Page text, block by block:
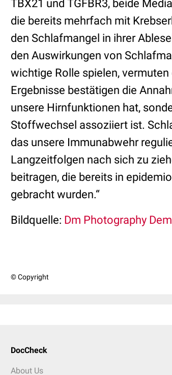
TBX21 und TGFBR3, beide
die bereits mehrfach mit
den Schlafmangel in ihrer
den Auswirkungen von
wichtige Rolle spielen,
Ergebnisse bestätigen die
unsere Hirnfunktionen hat,
Stoffwechsel assoziiert ist.
das unsere Immunabwehr
Langzeitfolgen nach sich zu
beitragen, die bereits in
gebracht wurden.“
Bildquelle: Dm Photography
© Copyright
DocCheck
About Us